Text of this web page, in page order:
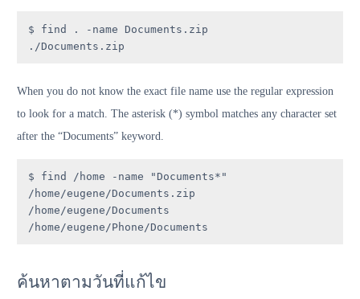
$ find . -name Documents.zip
./Documents.zip
When you do not know the exact file name use the regular expression
to look for a match. The asterisk (*) symbol matches any character set
after the “Documents” keyword.
$ find /home -name "Documents*"
/home/eugene/Documents.zip
/home/eugene/Documents
/home/eugene/Phone/Documents
ค้นหาตามวันที่แก้ไข